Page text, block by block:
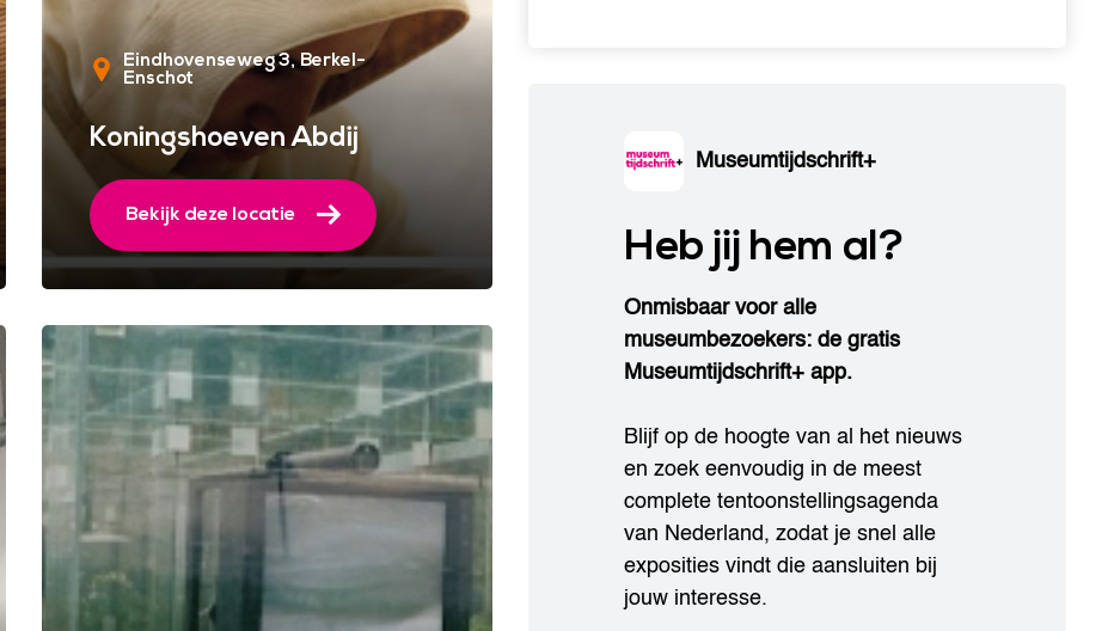
Eindhovenseweg 3 Berkel-
Enschot
Koningshoeven Abdij
Bekijk deze locatie
Museumtijdschrift+
Heb jij hem al?
Onmisbaar voor alle
museumbezoekers: de gratis
Museumtijdschrift+ app.
Blijf op de hoogte van al het nieuws
en zoek eenvoudig in de meest
complete tentoonstellingsagenda
van Nederland, zodat je snel alle
exposities vindt die aansluiten bij
jouw interesse.